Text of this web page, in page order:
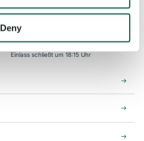
Deny
Öffnungszeiten
18. März - 9. Mai 2027,
8:00 - 19:00 Uhr
Einlass schließt um 18:15 Uhr